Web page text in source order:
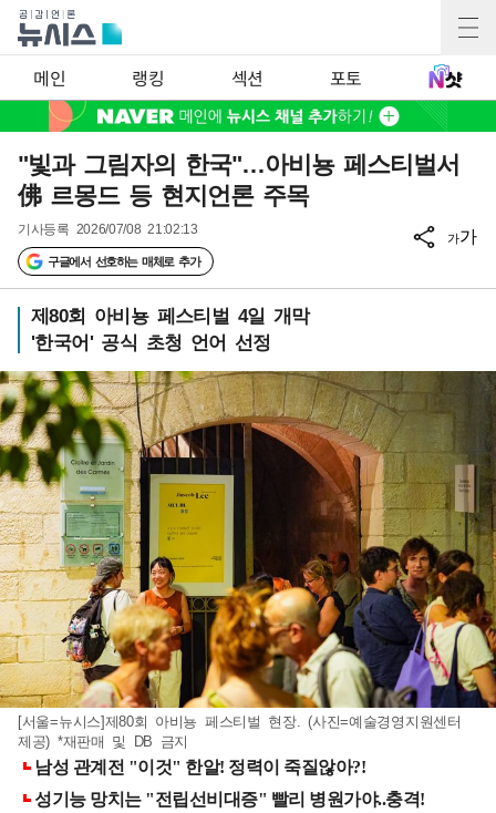
메인 랭킹 섹션 포토
"빛과 그림자의 한국"…아비뇽 페스티벌서
佛 르몽드 등 현지언론 주목
기사등록 2026/07/08 21:02:13
구글에서 선호하는 매체로 추가
가가
제80회 아비뇽 페스티벌 4일 개막
'한국어' 공식 초청 언어 선정
[서울=뉴시스]제80회 아비뇽 페스티벌 현장. (사진=예술경영지원센터
제공) *재판매 및 DB 금지